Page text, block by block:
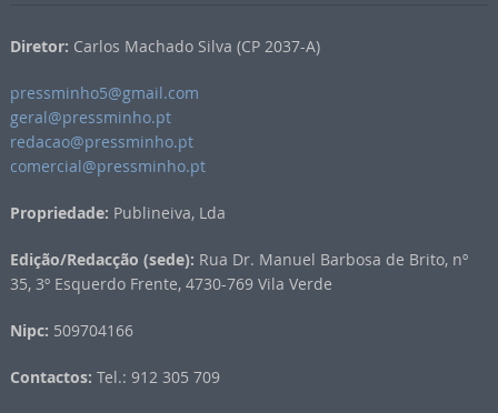
Diretor: Carlos Machado Silva (CP 2037-A)
pressminho5@gmail.com
geral@pressminho.pt
redacao@pressminho.pt
comercial@pressminho.pt
Propriedade: Publineiva, Lda
Edição/Redacção (sede): Rua Dr. Manuel Barbosa de Brito, nº
35, 3º Esquerdo Frente, 4730-769 Vila Verde
Nipc: 509704166
Contactos: Tel.: 912 305 709